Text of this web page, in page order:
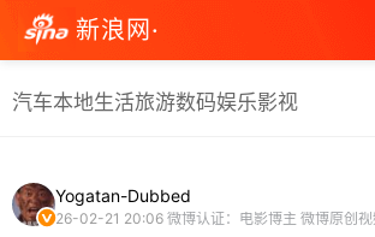
新浪网·
汽车本地生活旅游数码娱乐影视
Yogatan-Dubbed
26-02-21 20:06 微博认证：电影博主 微博原创